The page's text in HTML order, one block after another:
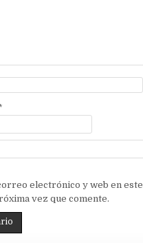
electrónico y web en este
vez que comente.